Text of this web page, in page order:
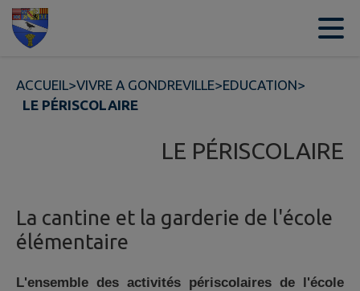
Contenu
ACCUEIL>VIVRE A GONDREVILLE>EDUCATION>
LE PÉRISCOLAIRE
LE PÉRISCOLAIRE
La cantine et la garderie de l'école
élémentaire
L'ensemble des activités périscolaires de l'école